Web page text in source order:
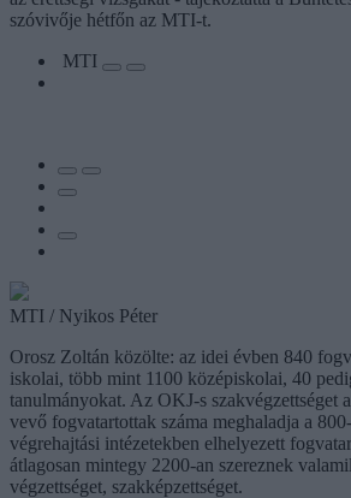
szóvivője hétfőn az MTI-t.
MTI
MTI / Nyikos Péter
Orosz Zoltán közölte: az idei évben 840
iskolai, több mint 1100 középiskolai, 40
tanulmányokat. Az OKJ-s szakvégzettséget
vevő fogvatartottak száma meghaladja a
végrehajtási intézetekben elhelyezett
átlagosan mintegy 2200-an szereznek
végzettséget, szakképzettséget.